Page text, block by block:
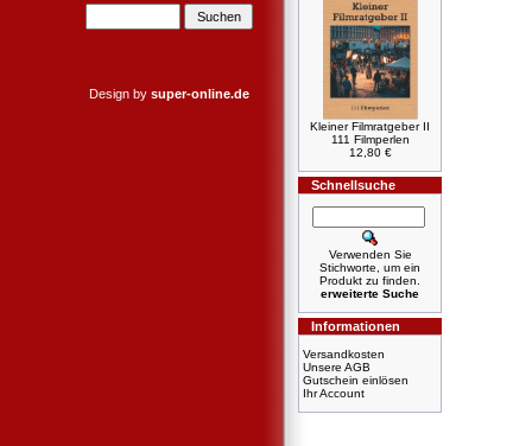
Design by super-online.de
Kleiner Filmratgeber II
111 Filmperlen
12,80 €
Schnellsuche
Verwenden Sie
Stichworte, um ein
Produkt zu finden.
erweiterte Suche
Informationen
Versandkosten
Unsere AGB
Gutschein einlösen
Ihr Account